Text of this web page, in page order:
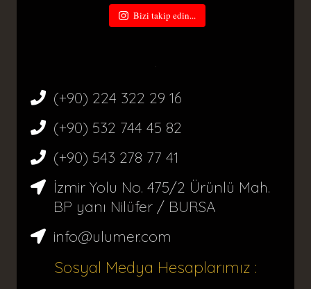
Bizi takip edin...
(+90) 224 322 29 16
(+90) 532 744 45 82
(+90) 543 278 77 41
İzmir Yolu No. 475/2 Ürünlü Mah.
BP yanı Nilüfer / BURSA
info@ulumer.com
Sosyal Medya Hesaplarımız :